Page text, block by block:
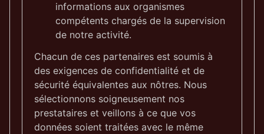
informations aux organismes
compétents chargés de la supervision
de notre activité.
Chacun de ces partenaires est soumis à
des exigences de confidentialité et de
sécurité équivalentes aux nôtres. Nous
sélectionnons soigneusement nos
prestataires et veillons à ce que vos
données soient traitées avec le même